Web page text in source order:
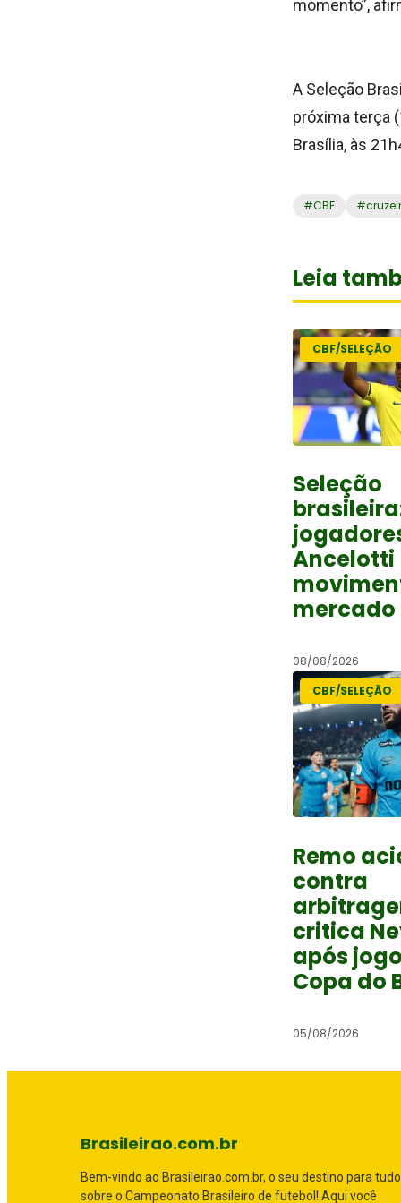
momento”,
A Seleção
próxima terça
Brasília, às
#CBF #
Leia
CBF/SELEÇÃO
Seleção
Ancelotti
mercado
08/08/2026
CBF/SELEÇÃO
Remo
contra
critica
após
Copa do
05/08/2026
Brasileirao.com.br
Bem-vindo ao Brasileirao.com.br, o seu destino para tudo
sobre o Campeonato Brasileiro de futebol! Aqui você